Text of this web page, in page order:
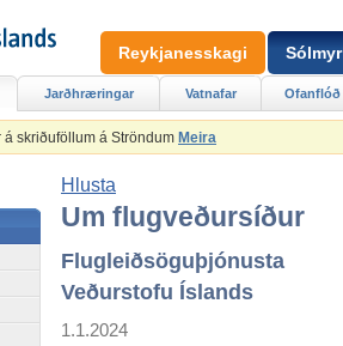
á skriðuföllum á Ströndum Meira
Hlusta
Um flugveðursíður
Flugleiðsöguþjónusta
Veðurstofu Íslands
1.1.2024
Jarðhræringar Vatnafar Ofanflóð
Reykjanesskagi